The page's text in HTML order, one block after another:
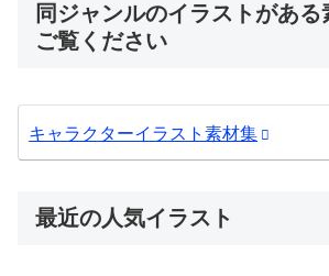
同ジャンルのイラストがある
ご覧ください
キャラクターイラスト素材集
最近の人気イラスト